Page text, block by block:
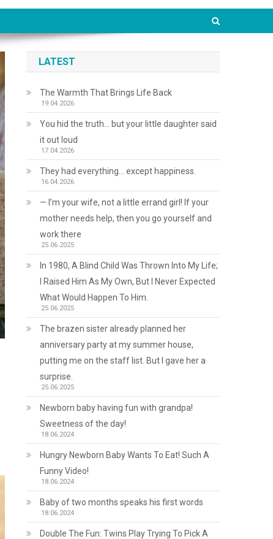
LATEST
The Warmth That Brings Life Back
19.04.2026
You hid the truth… but your little daughter said
it out loud
17.04.2026
They had everything… except happiness.
16.04.2026
— I’m your wife, not a little errand girl! If your
mother needs help, then you go yourself and
work there
25.06.2025
In 1980, A Blind Child Was Thrown Into My Life;
I Raised Him As My Own, But I Never Expected
What Would Happen To Him.
25.06.2025
The brazen sister already planned her
anniversary party at my summer house,
putting me on the staff list. But I gave her a
surprise.
25.06.2025
Newborn baby having fun with grandpa!
Sweetness of the day!
18.06.2024
Hungry Newborn Baby Wants To Eat! Such A
Funny Video!
18.06.2024
Baby of two months speaks his first words
18.06.2024
Double The Fun: Twins Play Trying To Pick A